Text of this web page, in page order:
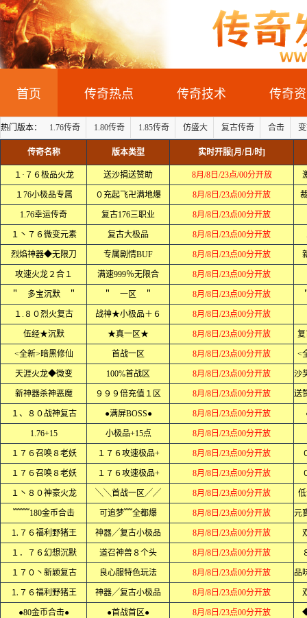
首页 传奇热点 传奇技术 传奇
热门版本： 1.76传奇 1.80传奇 1.85传奇 仿盛大 复古传奇 合击
传奇名称 版本类型 实时开服[月/日/时]
１·７６极品火龙 送沙捐送赞助 8月/8日/23点/00分开放
１76小极品专属 ０充起飞卍满地爆 8月/8日/23点00分开放
1.76幸运传奇 复古176三职业 8月/8日/23点00分开放
１丶７６微变元素 复古大极品 8月/8日/23点00分开放
烈焰神器◆无限刀 专属剧情BUF 8月/8日/23点00分开放
攻速火龙２合１ 满速999％无限合 8月/8日/23点00分开放
＂ 多宝沉默 ＂ ＂ 一区 ＂ 8月/8日/23点00分开放
１.８０烈火复古 战神★小极品＋６ 8月/8日/23点00分开放
伍经★沉默 ★真一区★ 8月/8日/23点00分开放
<全新>暗黑修仙 首战一区 8月/8日/23点00分开放 <
天涯火龙◆微变 100%首战区 8月/8日/23点00分开放
新神器杀神恶魔 ９９９倍充值１区 8月/8日/23点00分开放
１、８０战神复古 ●满屏BOSS● 8月/8日/23点00分开放
1.76+15 小极品+15点 8月/8日/23点00分开放
１７６召唤８老妖 １７６攻速极品+ 8月/8日/23点00分开放
１７６召唤８老妖 １７６攻速极品+ 8月/8日/23点00分开放
１丶８０神豪火龙 ╲╲首战一区╱╱ 8月/8日/23点00分开放
﹌﹌180金币合击 可追梦﹌全都爆 8月/8日/23点00分开放
⒈７６福利野猪王 神器╱复古小极品 8月/8日/23点00分开放
１．７６幻想沉默 道召神兽８个头 8月/8日/23点00分开放
１７０丶新颖复古 良心服特色玩法 8月/8日/23点00分开放
⒈７６福利野猪王 神器╱复古小极品 8月/8日/23点00分开放
●80金币合击● ●首战首区● 8月/8日/23点00分开放